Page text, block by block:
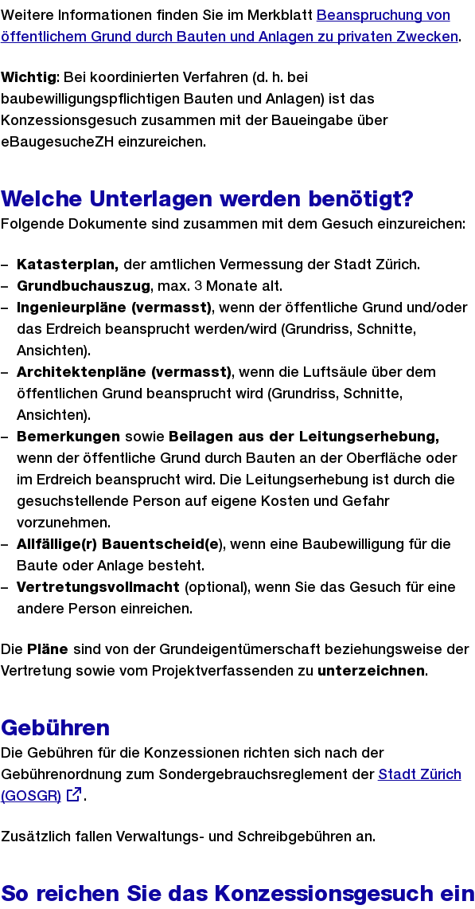
Weitere Informationen finden Sie im Merkblatt Beanspruchung von
öffentlichem Grund durch Bauten und Anlagen zu privaten Zwecken.
Wichtig: Bei koordinierten Verfahren (d. h. bei
baubewilligungspflichtigen Bauten und Anlagen) ist das
Konzessionsgesuch zusammen mit der Baueingabe über
eBaugesucheZH einzureichen.
Welche Unterlagen werden benötigt?
Folgende Dokumente sind zusammen mit dem Gesuch einzureichen:
Katasterplan, der amtlichen Vermessung der Stadt Zürich.
Grundbuchauszug, max. 3 Monate alt.
Ingenieurpläne (vermasst), wenn der öffentliche Grund und/oder
das Erdreich beansprucht werden/wird (Grundriss, Schnitte,
Ansichten).
Architektenpläne (vermasst), wenn die Luftsäule über dem
öffentlichen Grund beansprucht wird (Grundriss, Schnitte,
Ansichten).
Bemerkungen sowie Beilagen aus der Leitungserhebung,
wenn der öffentliche Grund durch Bauten an der Oberfläche oder
im Erdreich beansprucht wird. Die Leitungserhebung ist durch die
gesuchstellende Person auf eigene Kosten und Gefahr
vorzunehmen.
Allfällige(r) Bauentscheid(e), wenn eine Baubewilligung für die
Baute oder Anlage besteht.
Vertretungsvollmacht (optional), wenn Sie das Gesuch für eine
andere Person einreichen.
Die Pläne sind von der Grundeigentümerschaft beziehungsweise der
Vertretung sowie vom Projektverfassenden zu unterzeichnen.
Gebühren
Die Gebühren für die Konzessionen richten sich nach der
Gebührenordnung zum Sondergebrauchsreglement der Externer
Stadt Zürich
(GOSGR)
.
Zusätzlich fallen Verwaltungs- und Schreibgebühren an.
So reichen Sie das Konzessionsgesuch ein